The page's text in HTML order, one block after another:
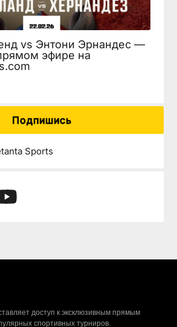
vs Энтони Эрнандес —
эфире на
Подпишись
Sports
доступ к эксклюзивным прямым
спортивных турниров.